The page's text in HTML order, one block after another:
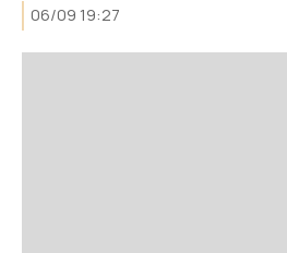
06/09 19:27